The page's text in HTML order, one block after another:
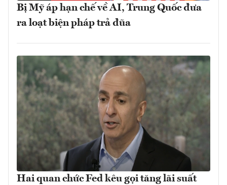
Bị Mỹ áp hạn chế về AI, Trung Quốc đưa
ra loạt biện pháp trả đũa
Hai quan chức Fed kêu gọi tăng lãi suất